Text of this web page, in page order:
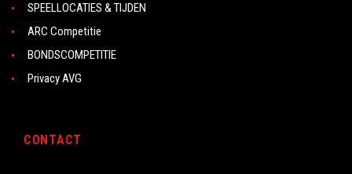
SPEELLOCATIES & TIJDEN
ARC Competitie
BONDSCOMPETITIE
Privacy AVG
CONTACT